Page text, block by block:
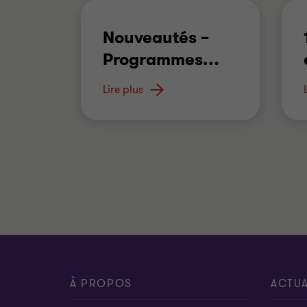
Nouveautés –
Programmes…
1 Consulter la page
Lire plus
À PROPOS